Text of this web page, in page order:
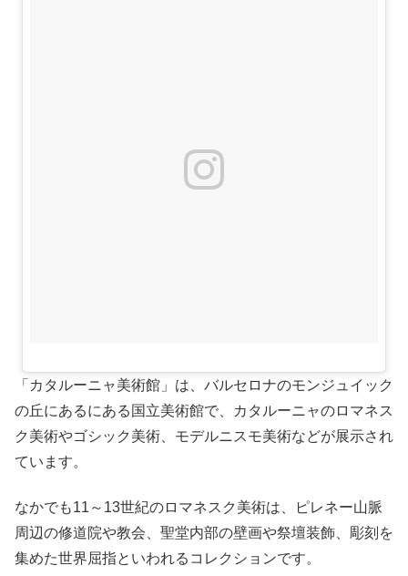
「カタルーニャ美術館」は、バルセロナのモンジュイック
の丘にあるにある国立美術館で、カタルーニャのロマネス
ク美術やゴシック美術、モデルニスモ美術などが展示され
ています。
なかでも11～13世紀のロマネスク美術は、ピレネー山脈
周辺の修道院や教会、聖堂内部の壁画や祭壇装飾、彫刻を
集めた世界屈指といわれるコレクションです。